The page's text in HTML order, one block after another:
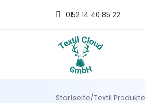
0152 14 40 85 22
Startseite/Textil Produkte